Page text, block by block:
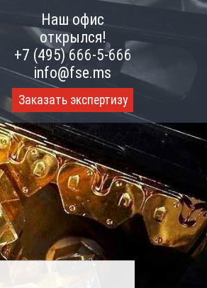
Наш офис
открылся!
+7 (495) 666-5-666
info@fse.ms
Заказать экспертизу